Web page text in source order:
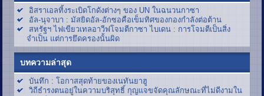
อิสราเอลทิ้งระเบิดโกดังต่างๆ ของ UN ในฉนวนกาซา
อัล-นุจาบา : มัสยิดอัล-อักซอคือเข็มทิศของกองกำลังต่อต้าน
สหรัฐฯ ไฟเขียวเทลอาวีฟโจมตีกาซา ไบเดน : การโจมตีเป็นสิ่ง
จำเป็น แต่การยึดครองนั้นผิด
บทความล่าสุด
บันทึก : โอกาสสุดท้ายของเนทันยาฮู
วิถีธำรงตนอยู่ในความบริสุทธิ์ กุญแจขจัดคุณลักษณะที่ไม่ดีงามใน